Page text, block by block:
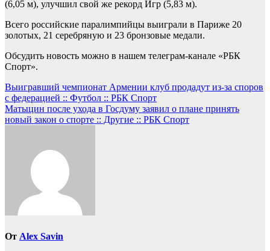
(6,05 м), улучшил свой же рекорд Игр (5,83 м).
Всего российские паралимпийцы выиграли в Париже 20
золотых, 21 серебряную и 23 бронзовые медали.
Обсудить новость можно в нашем телеграм-канале «РБК
Спорт».
Навигация
по
записям
Выигравший чемпионат Армении клуб продадут из-за споров
с федерацией :: Футбол :: РБК Спорт
Матыцин после ухода в Госдуму заявил о плане принять
новый закон о спорте :: Другие :: РБК Спорт
От Alex Savin